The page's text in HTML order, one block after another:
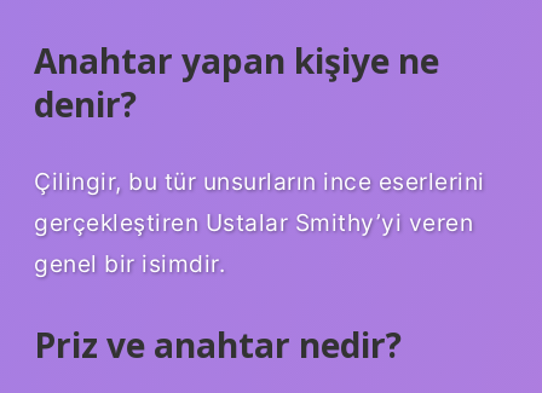
Anahtar yapan kişiye ne
denir?
Çilingir, bu tür unsurların ince eserlerini
gerçekleştiren Ustalar Smithy’yi veren
genel bir isimdir.
Priz ve anahtar nedir?